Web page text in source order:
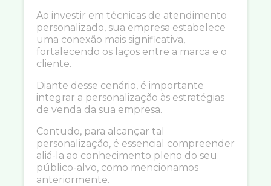
Ao investir em técnicas de atendimento
personalizado, sua empresa estabelece
uma conexão mais significativa,
fortalecendo os laços entre a marca e o
cliente.
Diante desse cenário, é importante
integrar a personalização às estratégias
de venda da sua empresa.
Contudo, para alcançar tal
personalização, é essencial compreender
aliá-la ao conhecimento pleno do seu
público-alvo, como mencionamos
anteriormente.